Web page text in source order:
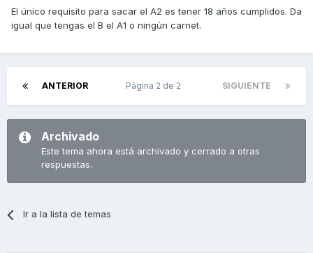
El único requisito para sacar el A2 es tener 18 años cumplidos. Da
igual que tengas el B el A1 o ningún carnet.
ANTERIOR SIGUIENTE
Página 2 de 2
Archivado
Este tema ahora está archivado y cerrado a otras
respuestas.
Ir a la lista de temas